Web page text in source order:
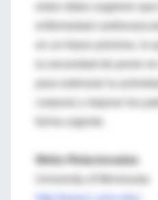
estos datos sugieren
forma urgente.
Webs Relacionadas